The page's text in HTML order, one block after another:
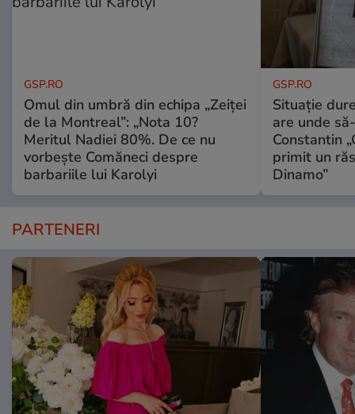
GSP.RO
Omul din umbră din echipa „Zeiței
de la Montreal”: „Nota 10?
Meritul Nadiei 80%. De ce nu
vorbește Comăneci despre
barbariile lui Karolyi
GSP.RO
Situație
are unde
Constantin
primit un
Dinamo”
PARTENERI